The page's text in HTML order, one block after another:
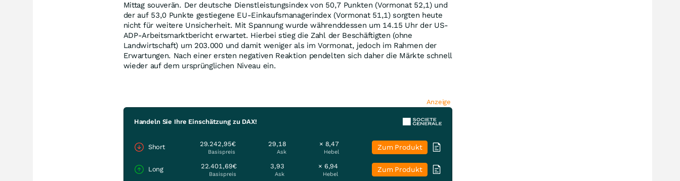
Mittag souverän. Der deutsche Dienstleistungsindex von 50,7 Punkten (Vormonat 52,1) und
der auf 53,0 Punkte gestiegene EU-Einkaufsmanagerindex (Vormonat 51,1) sorgten heute
nicht für weitere Unsicherheit. Mit Spannung wurde währenddessen um 14.15 Uhr der US-
ADP-Arbeitsmarktbericht erwartet. Hierbei stieg die Zahl der Beschäftigten (ohne
Landwirtschaft) um 203.000 und damit weniger als im Vormonat, jedoch im Rahmen der
Erwartungen. Nach einer ersten negativen Reaktion pendelten sich daher die Märkte schnell
wieder auf dem ursprünglichen Niveau ein.
Anzeige
Handeln Sie Ihre Einschätzung zu DAX!
Short 29.242,95€
Basispreis
29,18
Ask
× 8,47
Hebel
Zum Produkt
Long 22.401,69€
Basispreis
3,93
Ask
× 6,94
Hebel
Zum Produkt